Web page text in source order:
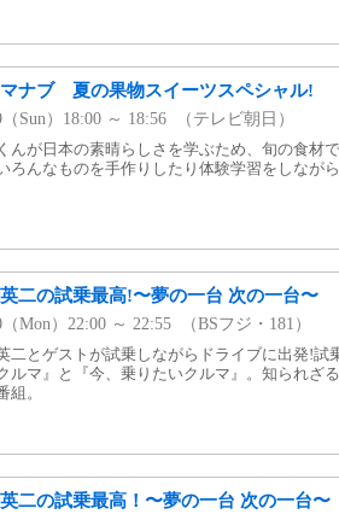
ナブ 夏の果物スイーツスペシャル!
（Sun）18:00 ～ 18:56 （テレビ朝日）
んが日本の素晴らしさを学ぶため、旬の食材
ろんなものを手作りしたり体験学習をしなが
二の試乗最高!〜夢の一台 次の一台〜
（Mon）22:00 ～ 22:55 （BSフジ・181）
二とゲストが試乗しながらドライブに出発!試
ルマ』と『今、乗りたいクルマ』。知られざ
組。
二の試乗最高！〜夢の一台 次の一台〜